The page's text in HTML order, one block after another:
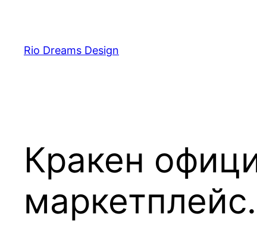
content
Rio Dreams Design
Кракен